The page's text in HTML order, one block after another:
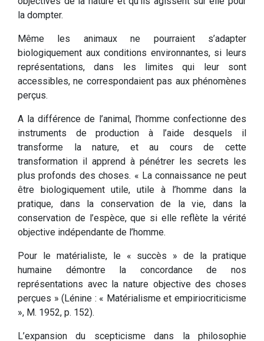
la dompter.
Même les animaux ne pourraient s’adapter
biologiquement aux conditions environnantes, si leurs
représentations, dans les limites qui leur sont
accessibles, ne correspondaient pas aux phénomènes
perçus.
A la différence de l’animal, l’homme confectionne des
instruments de production à l’aide desquels il
transforme la nature, et au cours de cette
transformation il apprend à pénétrer les secrets les
plus profonds des choses. « La connaissance ne peut
être biologiquement utile, utile à l’homme dans la
pratique, dans la conservation de la vie, dans la
conservation de l’espèce, que si elle reflète la vérité
objective indépendante de l’homme.
Pour le matérialiste, le « succès » de la pratique
humaine démontre la concordance de nos
représentations avec la nature objective des choses
perçues » (Lénine : « Matérialisme et empiriocriticisme
», M. 1952, p. 152).
L’expansion du scepticisme dans la philosophie